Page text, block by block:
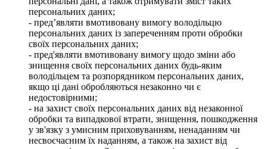
персональних даних;
- пред’являти вмотивовану вимогу володільцю
персональних даних із запереченням проти обробки
своїх персональних даних;
- пред'являти вмотивовану вимогу щодо зміни або
знищення своїх персональних даних будь-яким
володільцем та розпорядником персональних даних,
якщо ці дані обробляються незаконно чи є
недостовірними;
- на захист своїх персональних даних від незаконної
обробки та випадкової втрати, знищення, пошкодження
у зв'язку з умисним приховуванням, ненаданням чи
несвоєчасним їх наданням, а також на захист від